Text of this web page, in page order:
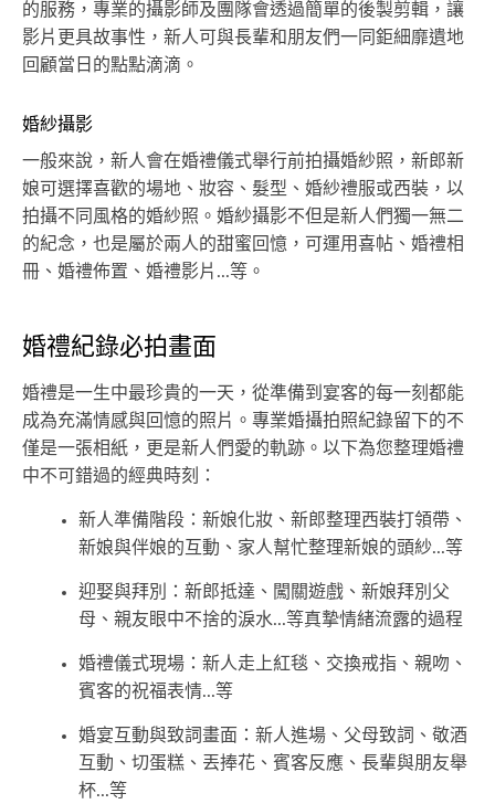
的服務，專業的攝影師及團隊會透過簡單的後製剪輯，讓
影片更具故事性，新人可與長輩和朋友們一同鉅細靡遺地
回顧當日的點點滴滴。
婚紗攝影
一般來說，新人會在婚禮儀式舉行前拍攝婚紗照，新郎新
娘可選擇喜歡的場地、妝容、髮型、婚紗禮服或西裝，以
拍攝不同風格的婚紗照。婚紗攝影不但是新人們獨一無二
的紀念，也是屬於兩人的甜蜜回憶，可運用喜帖、婚禮相
冊、婚禮佈置、婚禮影片...等。
婚禮紀錄必拍畫面
婚禮是一生中最珍貴的一天，從準備到宴客的每一刻都能
成為充滿情感與回憶的照片。專業婚攝拍照紀錄留下的不
僅是一張相紙，更是新人們愛的軌跡。以下為您整理婚禮
中不可錯過的經典時刻：
新人準備階段：新娘化妝、新郎整理西裝打領帶、
新娘與伴娘的互動、家人幫忙整理新娘的頭紗...等
迎娶與拜別：新郎抵達、闖關遊戲、新娘拜別父
母、親友眼中不捨的淚水...等真摯情緒流露的過程
婚禮儀式現場：新人走上紅毯、交換戒指、親吻、
賓客的祝福表情...等
婚宴互動與致詞畫面：新人進場、父母致詞、敬酒
互動、切蛋糕、丟捧花、賓客反應、長輩與朋友舉
杯...等